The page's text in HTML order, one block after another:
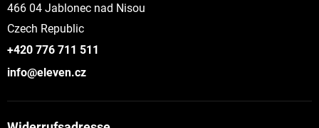
466 04 Jablonec nad Nisou
Czech Republic
+420 776 711 511
info@eleven.cz